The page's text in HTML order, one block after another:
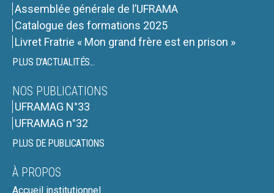
Assemblée générale de l’UFRAMA
Catalogue des formations 2025
Livret Fratrie « Mon grand frère est en prison »
PLUS D'ACTUALITÉS...
NOS PUBLICATIONS
UFRAMAG N°33
UFRAMAG n°32
PLUS DE PUBLICATIONS
À PROPOS
Accueil institutionnel